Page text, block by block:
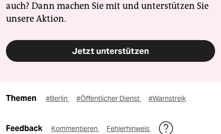
auch? Dann machen Sie mit und unterstützen Sie
unsere Aktion.
Jetzt unterstützen
Themen #Berlin #Öffentlicher Dienst #Warnstreik
Feedback Kommentieren Fehlerhinweis